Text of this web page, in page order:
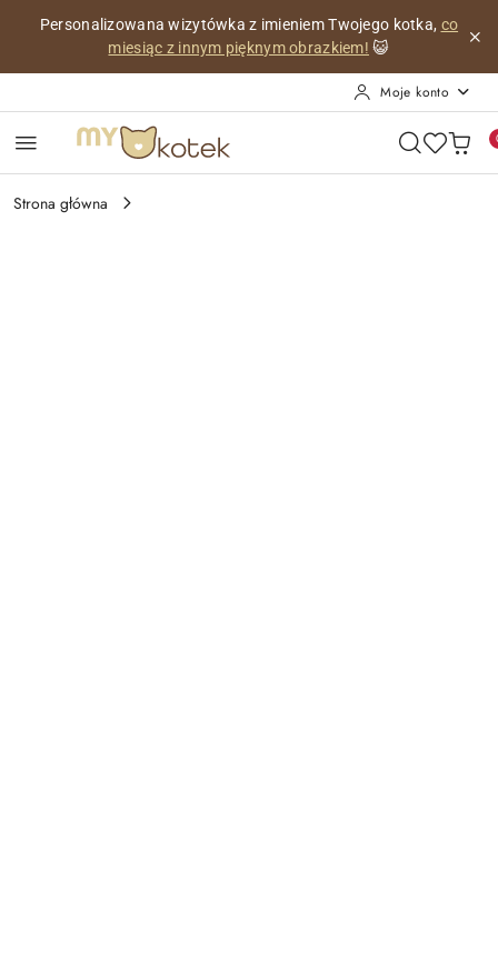
Przejdź do treści głównej
Przejdź do wyszukiwarki
Przejdź do moje konto
Przejdź do menu głównego
Przejdź do opisu produktu
Przejdź do stopki
Personalizowana wizytówka z imieniem Twojego kotka, co
miesiąc z innym pięknym obrazkiem! 😺
Moje konto
Strona główna